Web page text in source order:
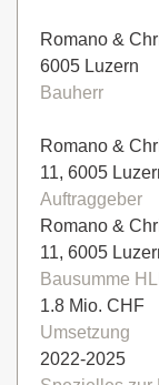
Romano &
6005 Luzern
Bauherr
Romano &
11, 6005
Auftraggeber
Romano &
11, 6005
Bausumme
1.8 Mio. CHF
Umsetzung
2022-2025